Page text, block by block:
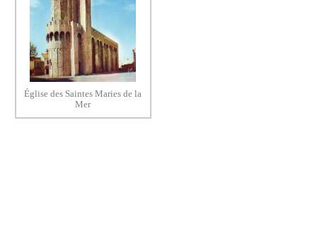
Église des Saintes Maries de la
Mer